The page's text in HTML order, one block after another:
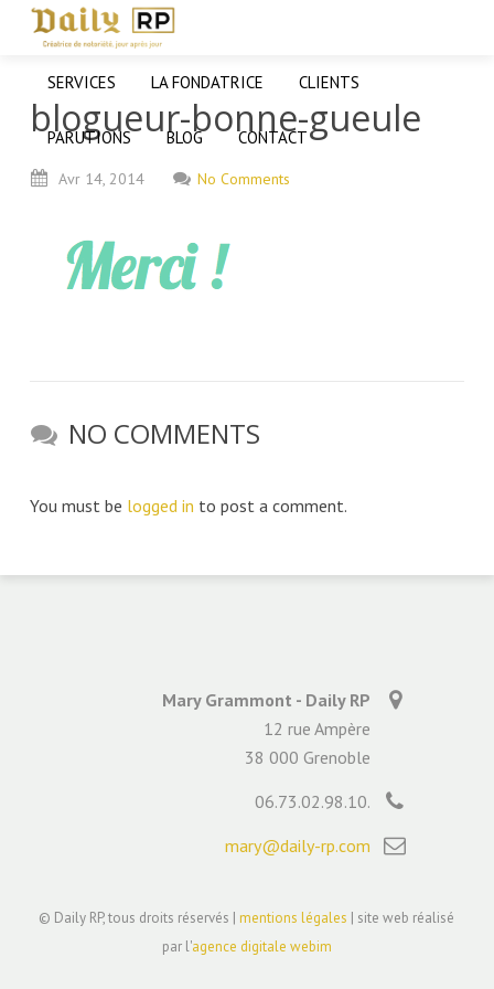
SERVICES LA FONDATRICE CLIENTS
PARUTIONS BLOG CONTACT
blogueur-bonne-gueule
Avr 14, 2014 No Comments
NO COMMENTS
You must be logged in to post a comment.
Mary Grammont - Daily RP
12 rue Ampère
38 000 Grenoble
06.73.02.98.10.
mary@daily-rp.com
© Daily RP, tous droits réservés |mentions légales | site web réalisé
par l'agence digitale webim